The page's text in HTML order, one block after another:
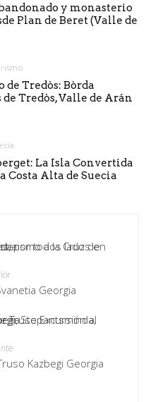
y monasterio
Plan de Beret (Valle de
de Tredòs: Bòrda
Tredòs, Valle de Arán
La Isla Convertida
Costa Alta de Suecia
Georgia
Kazbegi Georgia